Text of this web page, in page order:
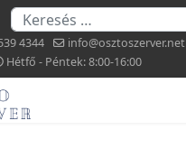
nyelvet
Keresés...
4344
info@osztoszerver.net
Hétfő - Péntek: 8:00-16:00